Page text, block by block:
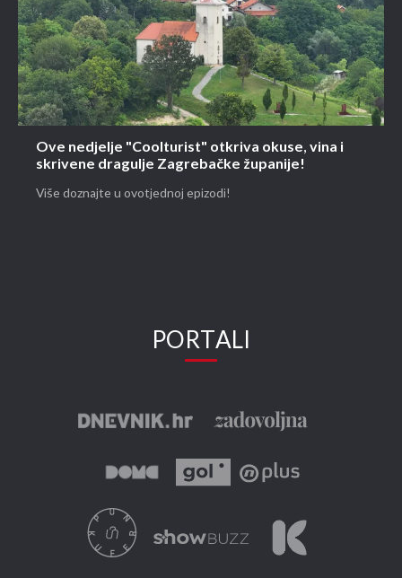
Ove nedjelje "Coolturist" otkriva okuse, vina i
skrivene dragulje Zagrebačke županije!
Više doznajte u ovotjednoj epizodi!
PORTALI